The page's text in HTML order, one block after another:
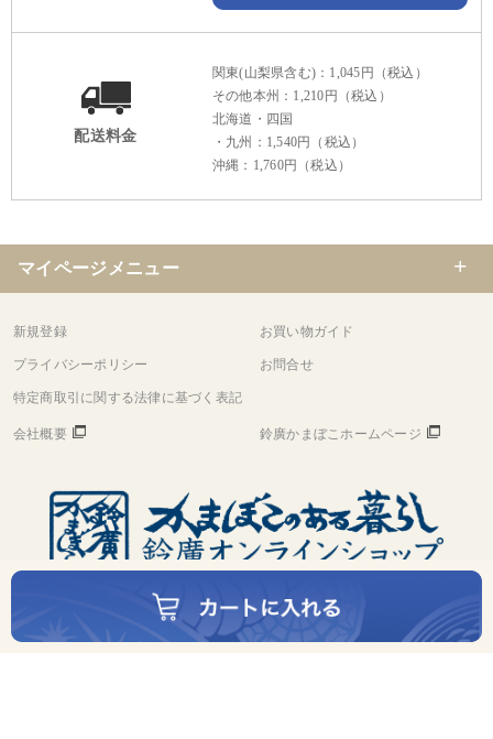
配送料金
関東(山梨県含む)：1,045円（税込）
その他本州：1,210円（税込）
北海道・四国
・九州：1,540円（税込）
沖縄：1,760円（税込）
マイページメニュー
新規登録 お買い物ガイド
プライバシーポリシー お問合せ
特定商取引に関する法律に基づく表記
会社概要 鈴廣かまぼこホームページ
Copyright Suzuhiro Co.,Ltd. All rights reserved.